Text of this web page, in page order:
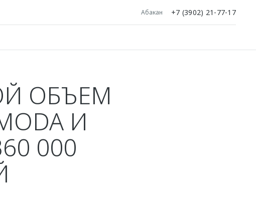
Абакан +7 (3902) 21-77-17
ОБЪЕМ
И
000